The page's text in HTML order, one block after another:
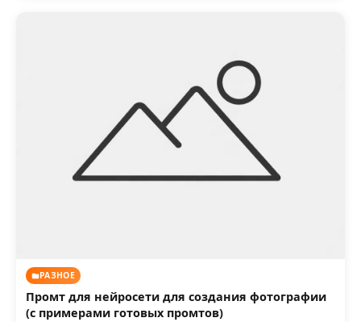
РАЗНОЕ
Промт для нейросети для создания фотографии
(с примерами готовых промтов)